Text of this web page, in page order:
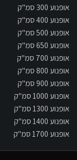
אופנוע 300 סמ"ק
אופנוע 400 סמ"ק
אופנוע 500 סמ"ק
אופנוע 650 סמ"ק
אופנוע 700 סמ"ק
אופנוע 800 סמ"ק
אופנוע 900 סמ"ק
אופנוע 1000 סמ"ק
אופנוע 1300 סמ"ק
אופנוע 1400 סמ"ק
אופנוע 1700 סמ"ק